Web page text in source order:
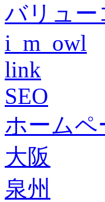
バリュ
i_m_owl
link
SEO
ホームペ
大阪
泉州